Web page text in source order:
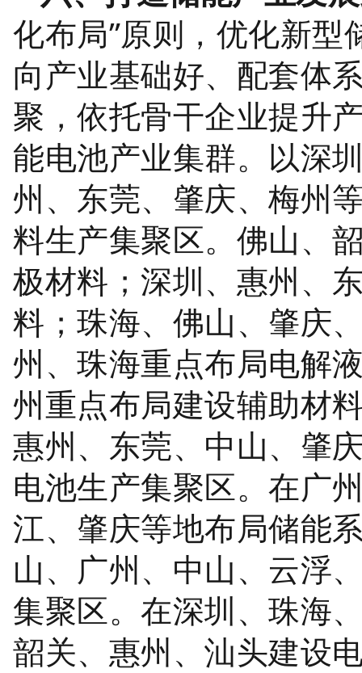
化布局”原则，优化新
向产业基础好、配套体
聚，依托骨干企业提升
能电池产业集群。以深
州、东莞、肇庆、梅州
料生产集聚区。佛山、
极材料；深圳、惠州、
料；珠海、佛山、肇庆
州、珠海重点布局电解
州重点布局建设辅助材
惠州、东莞、中山、 肇
电池生产集聚区。在广
江、肇庆等地布局储能
山、广州、中山、云浮
集聚区。在深圳、珠海
韶关、惠州、汕头建设